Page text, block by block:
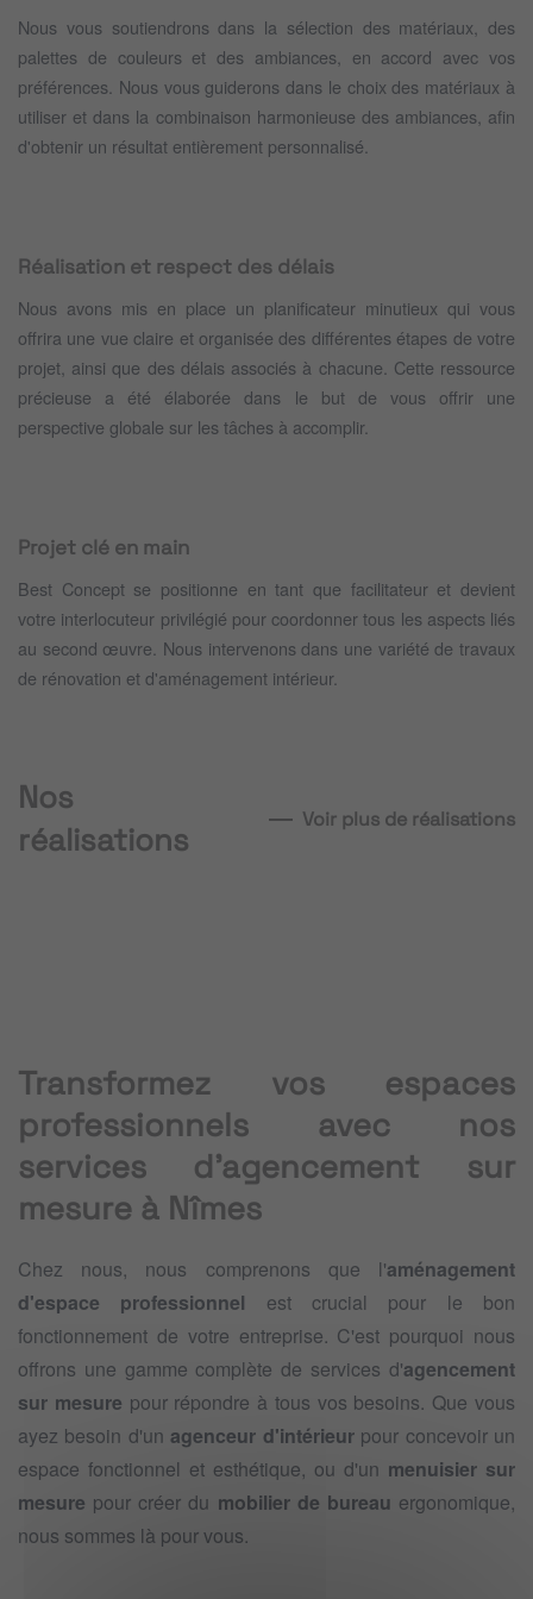
Nous vous soutiendrons dans la sélection des matériaux, des
palettes de couleurs et des ambiances, en accord avec vos
préférences. Nous vous guiderons dans le choix des matériaux à
utiliser et dans la combinaison harmonieuse des ambiances, afin
d'obtenir un résultat entièrement personnalisé.
Réalisation et respect des délais
Nous avons mis en place un planificateur minutieux qui vous
offrira une vue claire et organisée des différentes étapes de votre
projet, ainsi que des délais associés à chacune. Cette ressource
précieuse a été élaborée dans le but de vous offrir une
perspective globale sur les tâches à accomplir.
Projet clé en main
Best Concept se positionne en tant que facilitateur et devient
votre interlocuteur privilégié pour coordonner tous les aspects liés
au second œuvre. Nous intervenons dans une variété de travaux
de rénovation et d'aménagement intérieur.
Nos
réalisations
Voir plus de réalisations
GODOT
-
plus
-
Transformez vos espaces
professionnels avec nos
services d'agencement sur
mesure à Nîmes
Chez nous, nous comprenons que l'aménagement
d'espace professionnel est crucial pour le bon
fonctionnement de votre entreprise. C'est pourquoi nous
offrons une gamme complète de services d'agencement
sur mesure pour répondre à tous vos besoins. Que vous
ayez besoin d'unagenceur d'intérieurpour concevoir un
espace fonctionnel et esthétique, ou d'un menuisier sur
mesure pour créer du mobilier de bureau ergonomique,
nous sommes là pour vous.